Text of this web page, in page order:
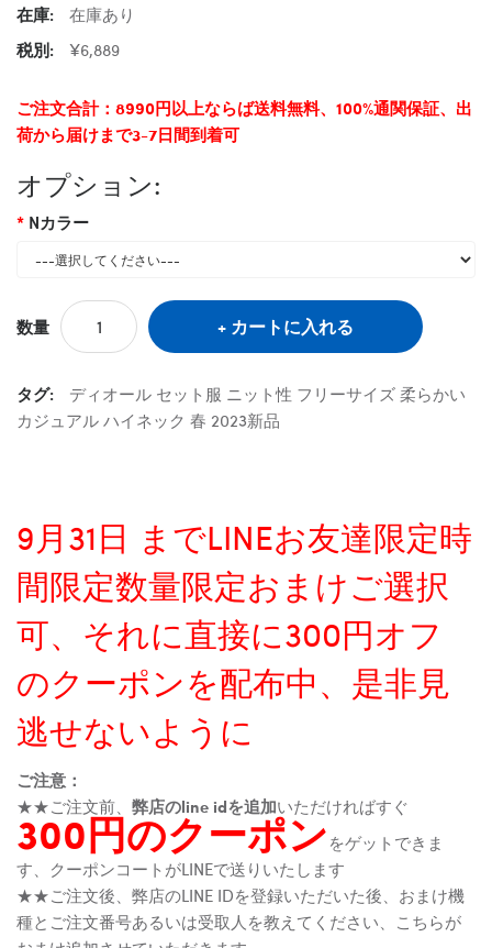
在庫:
在庫あり
税別:
¥6,889
ご注文合計：8990円以上ならば送料無料、100%通関保証、出
荷から届けまで3-7日間到着可
オプション:
Nカラー
数量 カートに入れる
タグ:
ディオール セット服 ニット性 フリーサイズ 柔らかい
カジュアル ハイネック 春 2023新品
9月31日 までLINEお友達限定時
間限定数量限定おまけご選択
可、それに直接に300円オフ
のクーポンを配布中、是非見
逃せないように
ご注意：
★★ご注文前、 弊店のline idを追加いただければすぐ
300円のクーポンをゲットできま
す、クーポンコートがLINEで送りいたします
★★ご注文後、弊店のLINE IDを登録いただいた後、おまけ機
種とご注文番号あるいは受取人を教えてください、こちらが